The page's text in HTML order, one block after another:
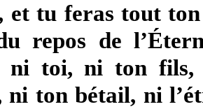
et tu feras tout
repos de
ni toi, ni ton
ni ton bétail, ni